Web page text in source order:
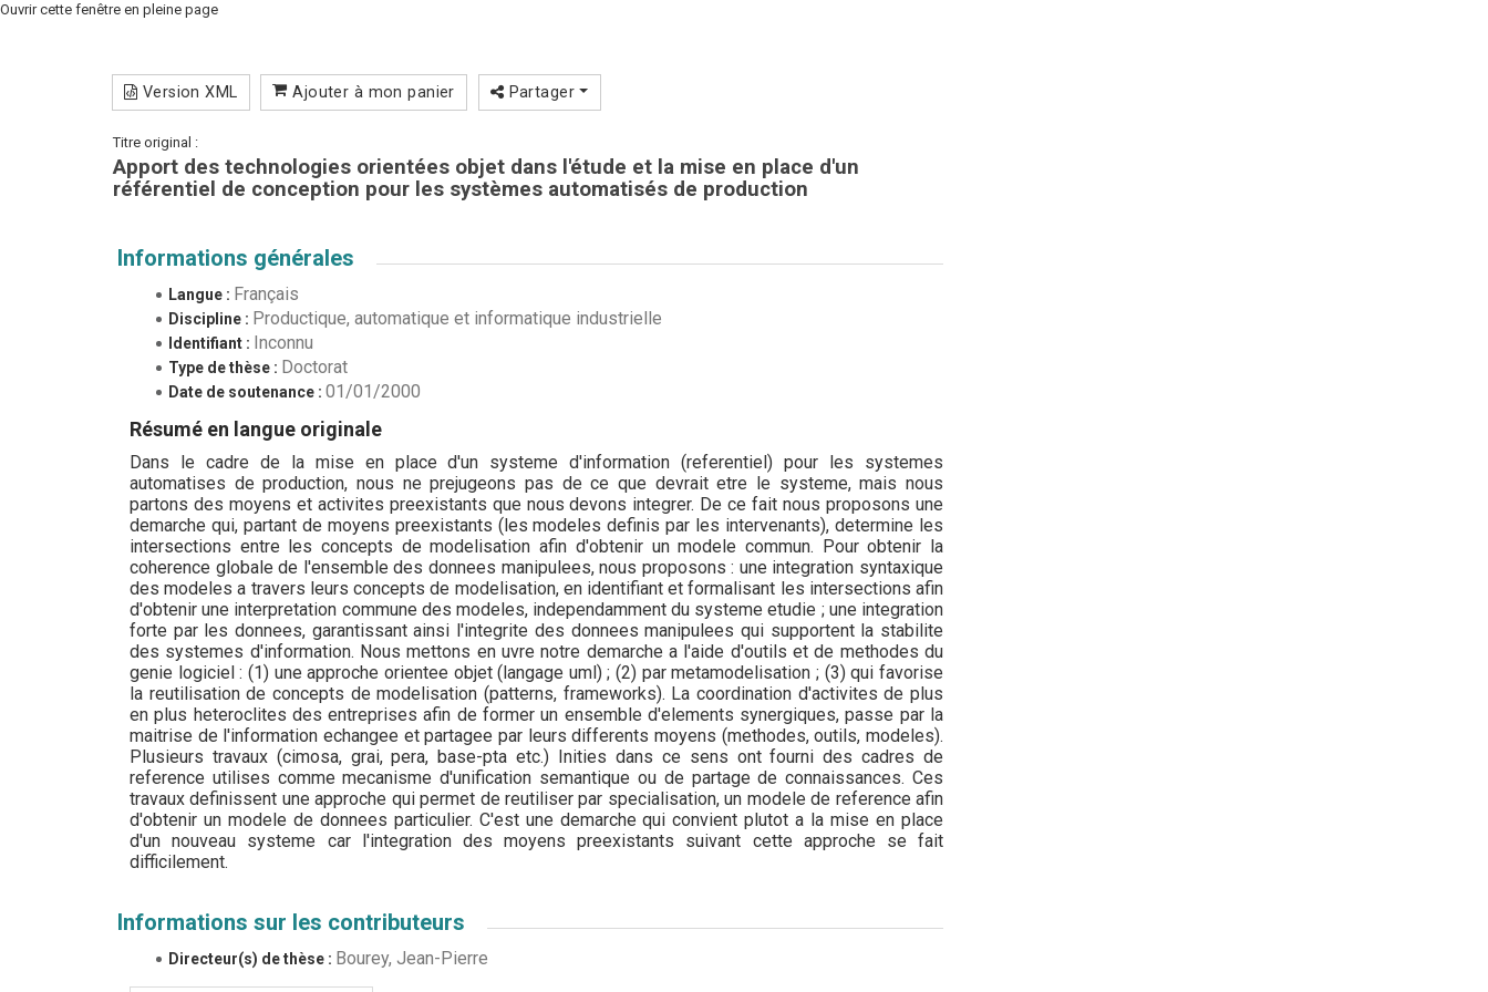
Ouvrir cette fenêtre en pleine page
Version XML Ajouter à mon panier Partager
Titre original :
Apport des technologies orientées objet dans l'étude et la mise en place d'un
référentiel de conception pour les systèmes automatisés de production
Informations générales
Langue : Français
Discipline : Productique, automatique et informatique industrielle
Identifiant : Inconnu
Type de thèse : Doctorat
Date de soutenance : 01/01/2000
Résumé en langue originale
Dans le cadre de la mise en place d'un systeme d'information (referentiel) pour les systemes
automatises de production, nous ne prejugeons pas de ce que devrait etre le systeme, mais nous
partons des moyens et activites preexistants que nous devons integrer. De ce fait nous proposons une
demarche qui, partant de moyens preexistants (les modeles definis par les intervenants), determine les
intersections entre les concepts de modelisation afin d'obtenir un modele commun. Pour obtenir la
coherence globale de l'ensemble des donnees manipulees, nous proposons : une integration syntaxique
des modeles a travers leurs concepts de modelisation, en identifiant et formalisant les intersections afin
d'obtenir une interpretation commune des modeles, independamment du systeme etudie ; une integration
forte par les donnees, garantissant ainsi l'integrite des donnees manipulees qui supportent la stabilite
des systemes d'information. Nous mettons en uvre notre demarche a l'aide d'outils et de methodes du
genie logiciel : (1) une approche orientee objet (langage uml) ; (2) par metamodelisation ; (3) qui favorise
la reutilisation de concepts de modelisation (patterns, frameworks). La coordination d'activites de plus
en plus heteroclites des entreprises afin de former un ensemble d'elements synergiques, passe par la
maitrise de l'information echangee et partagee par leurs differents moyens (methodes, outils, modeles).
Plusieurs travaux (cimosa, grai, pera, base-pta etc.) Inities dans ce sens ont fourni des cadres de
reference utilises comme mecanisme d'unification semantique ou de partage de connaissances. Ces
travaux definissent une approche qui permet de reutiliser par specialisation, un modele de reference afin
d'obtenir un modele de donnees particulier. C'est une demarche qui convient plutot a la mise en place
d'un nouveau systeme car l'integration des moyens preexistants suivant cette approche se fait
difficilement.
Informations sur les contributeurs
Directeur(s) de thèse : Bourey, Jean-Pierre